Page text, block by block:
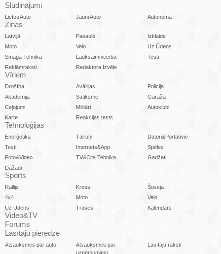
Sludinājumi
Lietoti Auto Jauni Auto Autonoma
Ziņas
Latvijā Pasaulē
Izklaide
Moto
Velo
Uz Ūdens
Smagā Tehnika
Lauksaimniecība
Testi
Reklāmraksti
Redaktora Izvēle
Vīriem
Drošība Avārijas
Policija
Akadēmija
Satiksme
Garāžā
Ceļojumi
Militāri
Autoklubi
Karte
Reakcijas tests
Tehnoloģijas
Enerģētika Tālruņi
Datori&Portatīvie
Testi
Internets&App
Spēles
Foto&Video
TV&Cita Tehnika
Gadžeti
Dažādi
Sports
Rallijs Kross
Šoseja
4x4
Moto
Velo
Uz Ūdens
Trases Kalendārs
Video&TV
Forums
Lasītāju pieredze
Atsauksmes par auto
Atsauksmes par
uzņēmumiem
Lasītāju raksti